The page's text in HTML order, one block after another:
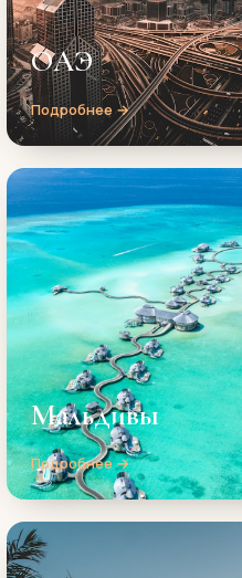
ОАЭ
Подробнее →
Мальдивы
Подробнее →